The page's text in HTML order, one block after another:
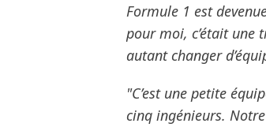
Formule 1 est
pour moi, c’était une
autant changer
"C’est une petite
cinq ingénieurs.